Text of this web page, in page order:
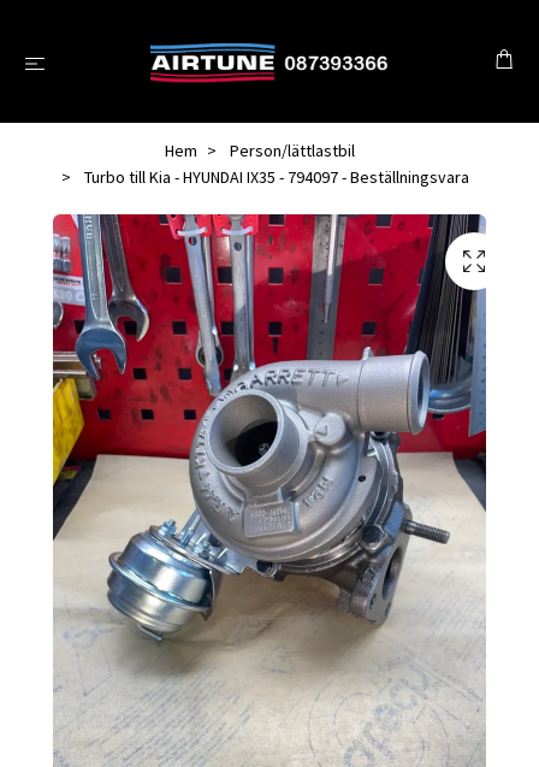
Hem
Person/lättlastbil
Turbo till Kia - HYUNDAI IX35 - 794097 - Beställningsvara